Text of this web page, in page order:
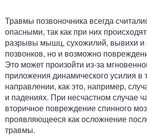
Травмы позвоночника всегда
опасными, так как при них
разрывы мышц, сухожилий, вывихи
позвонков, но и возможно
Это может произойти из-за
приложения динамического усилия в
направлении, как это, например,
и падениях. При несчастном случае
вторичное повреждение спинного
проявляющееся как осложнение
травмы.